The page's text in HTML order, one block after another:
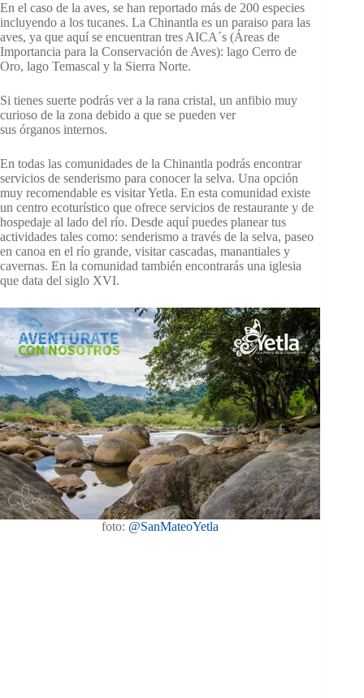
En el caso de la aves, se han reportado más de 200 especies
incluyendo a los tucanes. La Chinantla es un paraiso para las
aves, ya que aquí se encuentran tres AICA´s (Áreas de
Importancia para la Conservación de Aves): lago Cerro de
Oro, lago Temascal y la Sierra Norte.
Si tienes suerte podrás ver a la rana cristal, un anfibio muy
curioso de la zona debido a que se pueden ver
sus órganos internos.
En todas las comunidades de la Chinantla podrás encontrar
servicios de senderismo para conocer la selva. Una opción
muy recomendable es visitar Yetla. En esta comunidad existe
un centro ecoturístico que ofrece servicios de restaurante y de
hospedaje al lado del río. Desde aquí puedes planear tus
actividades tales como: senderismo a través de la selva, paseo
en canoa en el río grande, visitar cascadas, manantiales y
cavernas. En la comunidad también encontrarás una iglesia
que data del siglo XVI.
foto: @SanMateoYetla